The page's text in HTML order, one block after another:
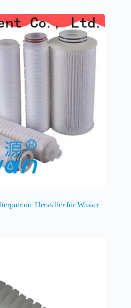
Hersteller für Wasser